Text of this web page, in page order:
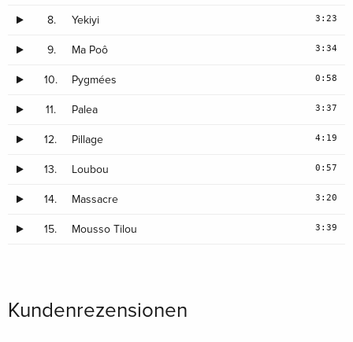
8. Yekiyi 3:23
9. Ma Poô 3:34
10. Pygmées 0:58
11. Palea 3:37
12. Pillage 4:19
13. Loubou 0:57
14. Massacre 3:20
15. Mousso Tilou 3:39
Kundenrezensionen